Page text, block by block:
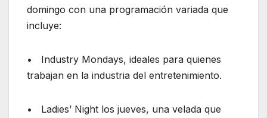
domingo con una programación variada que
incluye:
• Industry Mondays, ideales para quienes
trabajan en la industria del entretenimiento.
• Ladies’ Night los jueves, una velada que